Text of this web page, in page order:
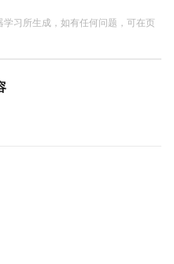
习所生成，如有任何问题，可在页